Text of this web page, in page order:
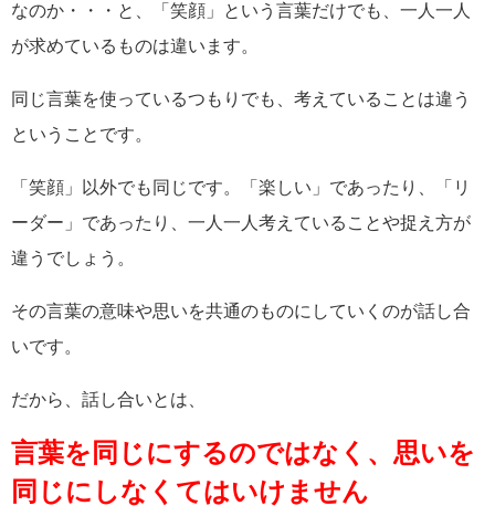
なのか・・・と、「笑顔」という言葉だけでも、一人一人
が求めているものは違います。
同じ言葉を使っているつもりでも、考えていることは違う
ということです。
「笑顔」以外でも同じです。「楽しい」であったり、「リ
ーダー」であったり、一人一人考えていることや捉え方が
違うでしょう。
その言葉の意味や思いを共通のものにしていくのが話し合
いです。
だから、話し合いとは、
言葉を同じにするのではなく、思いを
同じにしなくてはいけません